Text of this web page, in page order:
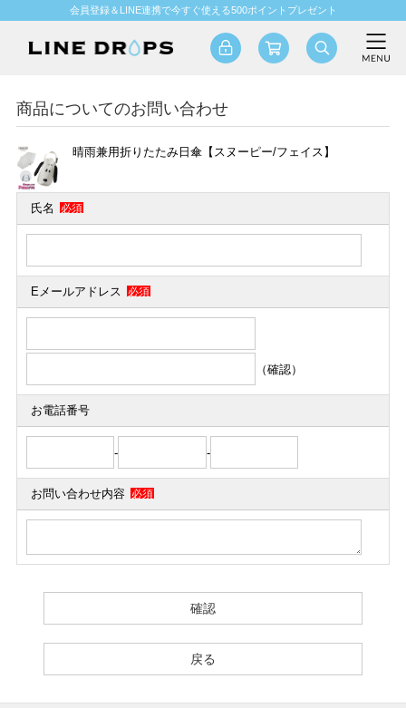
会員登録＆LINE連携で今すぐ使える500ポイントプレゼント
商品についてのお問い合わせ
晴雨兼用折りたたみ日傘【スヌーピー/フェイス】
氏名 必須
Eメールアドレス 必須
（確認）
お電話番号
- -
お問い合わせ内容 必須